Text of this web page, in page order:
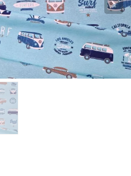
stof